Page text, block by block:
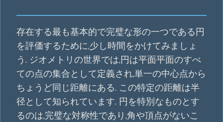
存在する最も基本的で完璧な形の一つである円
を評価するために,少し時間をかけてみましょ
う. ジオメトリの世界では,円は平面平面のすべ
ての点の集合として定義され,単一の中心点から
ちょうど同じ距離にある. この特定の距離は半
径として知られています. 円を特別なものとす
るのは,完璧な対称性であり,角や頂点がないこ